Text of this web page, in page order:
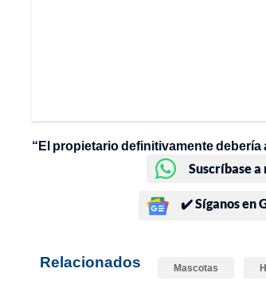
“El propietario definitivamente
Suscríbase a
✔️ Síganos en
Relacionados Mascotas